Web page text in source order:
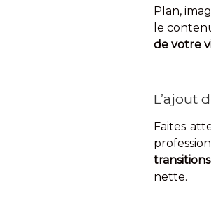
Plan,
le
de votre
L’ajout
Faites
nette.